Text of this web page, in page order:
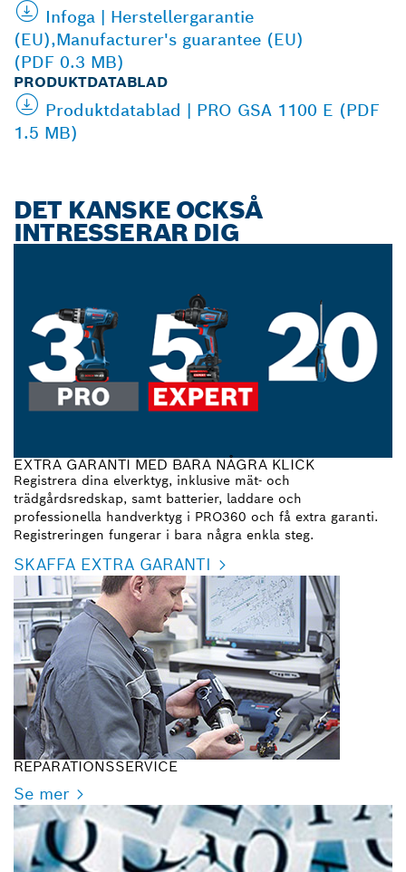
Infoga | Herstellergarantie
(EU),Manufacturer's guarantee (EU)
(PDF 0.3 MB)
PRODUKTDATABLAD
Produktdatablad | PRO GSA 1100 E (PDF
1.5 MB)
DET KANSKE OCKSÅ
INTRESSERAR DIG
EXTRA GARANTI MED BARA NÅGRA KLICK
Registrera dina elverktyg, inklusive mät- och
trädgårdsredskap, samt batterier, laddare och
professionella handverktyg i PRO360 och få extra garanti.
Registreringen fungerar i bara några enkla steg.
SKAFFA EXTRA GARANTI
REPARATIONSSERVICE
Se mer